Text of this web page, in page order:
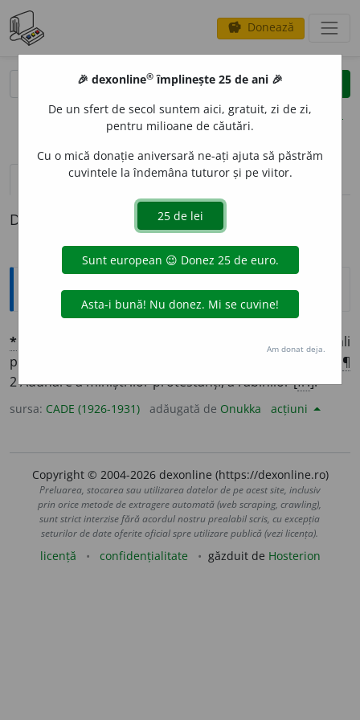
savings Donează
clear
opțiuni
definiții (1)
Definiția cu ID-ul 1363240:
Explicative DEX
*
1 Adunare de cardinali
prezidată de papa; locul unde se ține această adunare ¶
2 Adunare a miniștrilor protestanți, a rabinilor [fr.].
sursa: CADE (1926-1931) adăugată de Onukka acțiuni
Copyright © 2004-2026 dexonline (https://dexonline.ro)
Preluarea, stocarea sau utilizarea datelor de pe acest site, inclusiv
prin orice metode de extragere automată (web scraping, crawling),
sunt strict interzise fără acordul nostru prealabil scris, cu excepția
seturilor de date oferite oficial spre utilizare publică (vezi licența).
licență confidențialitate găzduit de Hosterion
🎉 dexonline® împlinește 25 de ani 🎉
De un sfert de secol suntem aici, gratuit, zi de zi,
pentru milioane de căutări.
Cu o mică donație aniversară ne-ați ajuta să păstrăm
cuvintele la îndemâna tuturor și pe viitor.
Am donat deja.